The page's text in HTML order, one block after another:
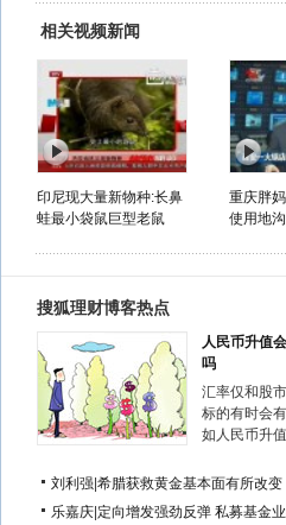
相关视频新闻
印尼现大量新物种:长鼻
蛙最小袋鼠巨型老鼠
重庆胖
使用地
搜狐理财博客热点
人民币升值
吗
汇率仅和股
标的有时会
如人民币升
刘利强 希腊获救黄金基本面有所改变
乐嘉庆 定向增发强劲反弹 私募基金